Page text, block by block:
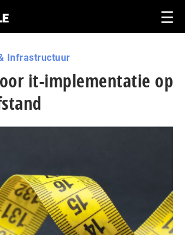
Infrastructuur
it-implementatie op